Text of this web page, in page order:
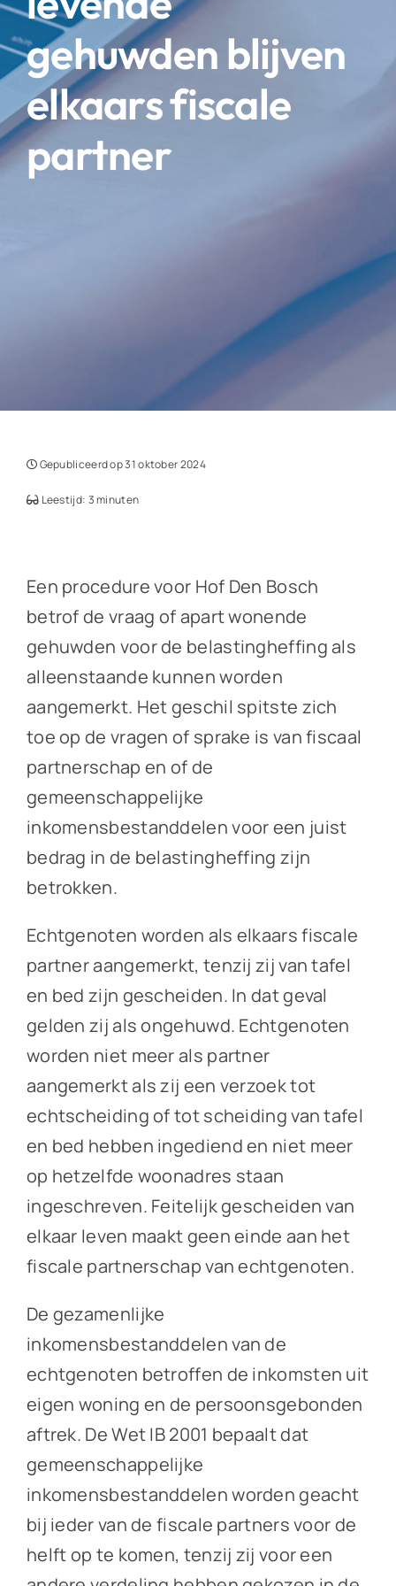
gehuwden blijven
elkaars fiscale
partner
Gepubliceerd op 31 oktober 2024
Leestijd: 3 minuten
Een procedure voor Hof Den Bosch
betrof de vraag of apart wonende
gehuwden voor de belastingheffing als
alleenstaande kunnen worden
aangemerkt. Het geschil spitste zich
toe op de vragen of sprake is van fiscaal
partnerschap en of de
gemeenschappelijke
inkomensbestanddelen voor een juist
bedrag in de belastingheffing zijn
betrokken.
Echtgenoten worden als elkaars fiscale
partner aangemerkt, tenzij zij van tafel
en bed zijn gescheiden. In dat geval
gelden zij als ongehuwd. Echtgenoten
worden niet meer als partner
aangemerkt als zij een verzoek tot
echtscheiding of tot scheiding van tafel
en bed hebben ingediend en niet meer
op hetzelfde woonadres staan
ingeschreven. Feitelijk gescheiden van
elkaar leven maakt geen einde aan het
fiscale partnerschap van echtgenoten.
De gezamenlijke
inkomensbestanddelen van de
echtgenoten betroffen de inkomsten uit
eigen woning en de persoonsgebonden
aftrek. De Wet IB 2001 bepaalt dat
gemeenschappelijke
inkomensbestanddelen worden geacht
bij ieder van de fiscale partners voor de
helft op te komen, tenzij zij voor een